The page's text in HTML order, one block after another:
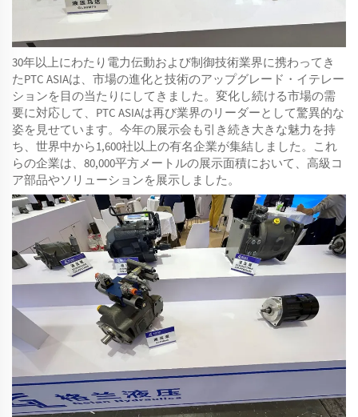
30年以上にわたり電力伝動および制御技術業界に携わってき
たPTC ASIAは、市場の進化と技術のアップグレード・イテレー
ションを目の当たりにしてきました。変化し続ける市場の需
要に対応して、PTC ASIAは再び業界のリーダーとして驚異的な
姿を見せています。今年の展示会も引き続き大きな魅力を持
ち、世界中から1,600社以上の有名企業が集結しました。これ
らの企業は、80,000平方メートルの展示面積において、高級コ
ア部品やソリューションを展示しました。